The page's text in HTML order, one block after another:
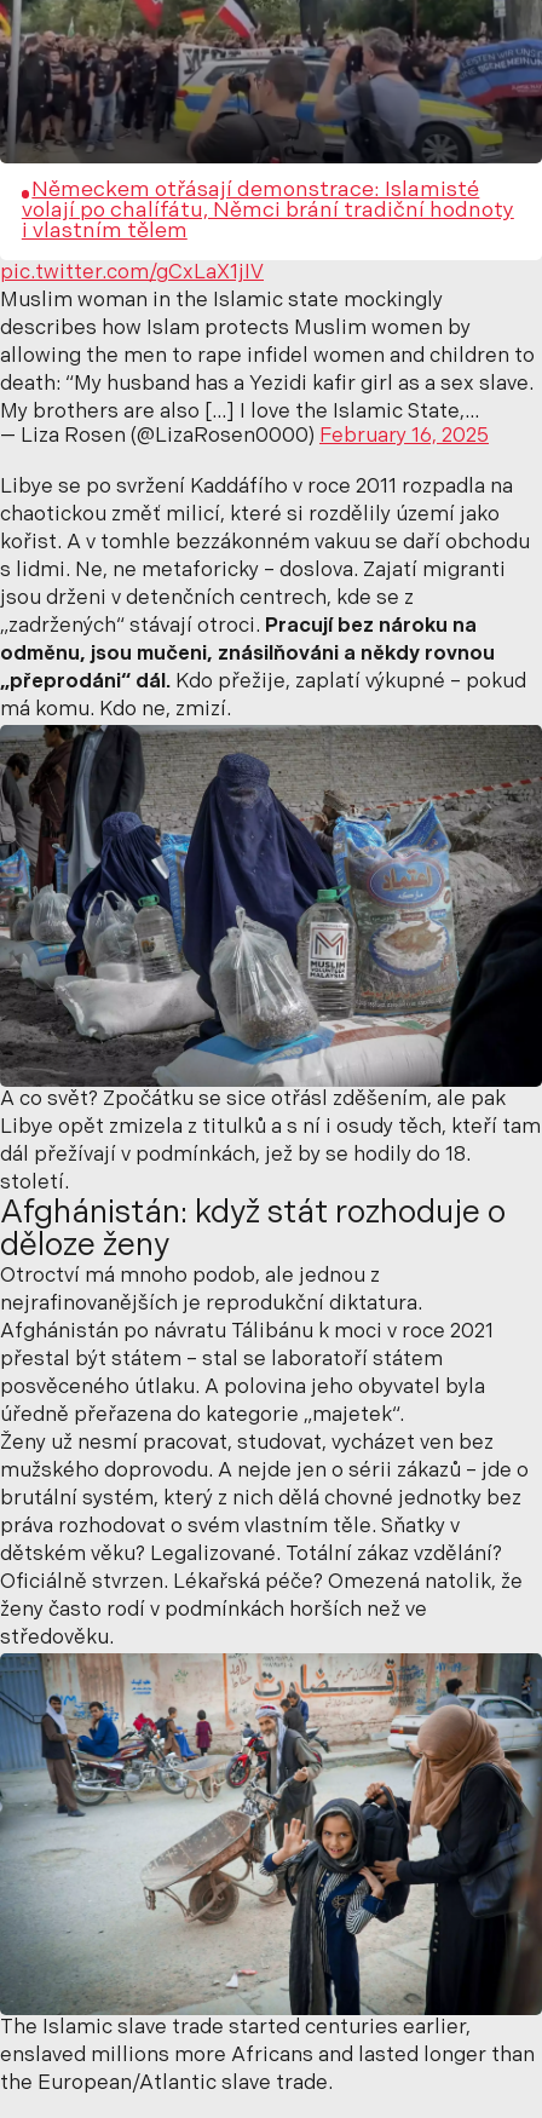
Německem otřásají demonstrace: Islamisté
volají po chalífátu, Němci brání tradiční hodnoty
i vlastním tělem
pic.twitter.com/gCxLaX1jIV
Muslim woman in the Islamic state mockingly
describes how Islam protects Muslim women by
allowing the men to rape infidel women and children to
death: “My husband has a Yezidi kafir girl as a sex slave.
My brothers are also […] I love the Islamic State,…
— Liza Rosen (@LizaRosen0000) February 16, 2025
Libye se po svržení Kaddáfího v roce 2011 rozpadla na
chaotickou změť milicí, které si rozdělily území jako
kořist. A v tomhle bezzákonném vakuu se daří obchodu
s lidmi. Ne, ne metaforicky – doslova. Zajatí migranti
jsou drženi v detenčních centrech, kde se z
„zadržených“ stávají otroci. Pracují bez nároku na
odměnu, jsou mučeni, znásilňováni a někdy rovnou
„přeprodáni“ dál. Kdo přežije, zaplatí výkupné – pokud
má komu. Kdo ne, zmizí.
A co svět? Zpočátku se sice otřásl zděšením, ale pak
Libye opět zmizela z titulků a s ní i osudy těch, kteří tam
dál přežívají v podmínkách, jež by se hodily do 18.
století.
Afghánistán: když stát rozhoduje o
děloze ženy
Otroctví má mnoho podob, ale jednou z
nejrafinovanějších je reprodukční diktatura.
Afghánistán po návratu Tálibánu k moci v roce 2021
přestal být státem – stal se laboratoří státem
posvěceného útlaku. A polovina jeho obyvatel byla
úředně přeřazena do kategorie „majetek“.
Ženy už nesmí pracovat, studovat, vycházet ven bez
mužského doprovodu. A nejde jen o sérii zákazů – jde o
brutální systém, který z nich dělá chovné jednotky bez
práva rozhodovat o svém vlastním těle. Sňatky v
dětském věku? Legalizované. Totální zákaz vzdělání?
Oficiálně stvrzen. Lékařská péče? Omezená natolik, že
ženy často rodí v podmínkách horších než ve
středověku.
The Islamic slave trade started centuries earlier,
enslaved millions more Africans and lasted longer than
the European/Atlantic slave trade.